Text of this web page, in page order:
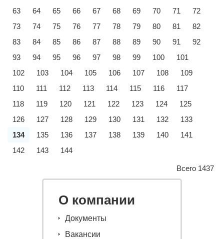
63
64 65 66 67 68 69 70 71
72
73
74 75 76 77 78 79 80 81
82
83
84 85 86 87 88 89 90 91
92
93
94 95 96 97 98 99 100
101
102
103 104 105 106 107 108
109
110
111 112 113 114 115 116
117
118
119 120 121 122 123 124
125
126
127 128 129 130 131 132
133
134
135 136 137 138 139 140
141
142
143 144
Всего 1437
О компании
Документы
Вакансии